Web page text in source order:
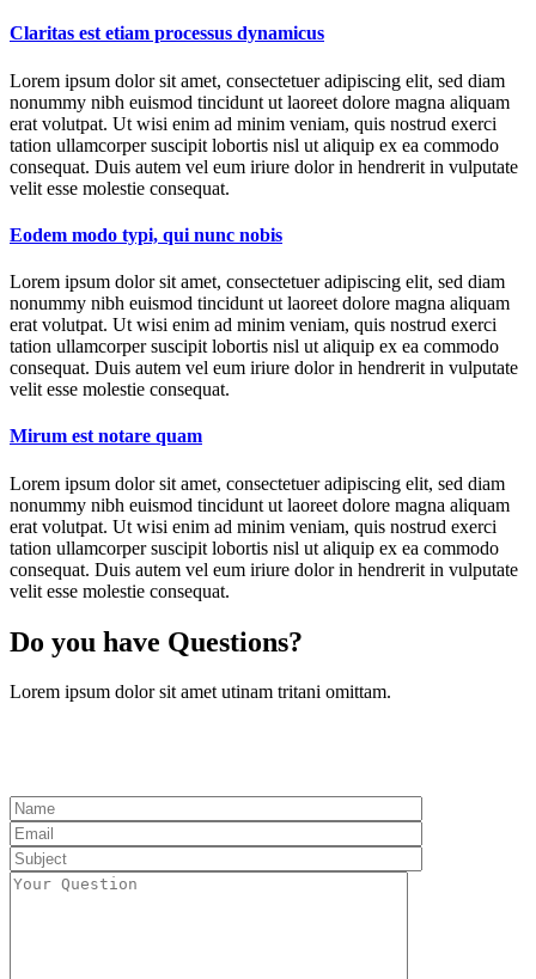
Claritas est etiam processus dynamicus
Lorem ipsum dolor sit amet, consectetuer adipiscing elit, sed diam
nonummy nibh euismod tincidunt ut laoreet dolore magna aliquam
erat volutpat. Ut wisi enim ad minim veniam, quis nostrud exerci
tation ullamcorper suscipit lobortis nisl ut aliquip ex ea commodo
consequat. Duis autem vel eum iriure dolor in hendrerit in vulputate
velit esse molestie consequat.
Eodem modo typi, qui nunc nobis
Lorem ipsum dolor sit amet, consectetuer adipiscing elit, sed diam
nonummy nibh euismod tincidunt ut laoreet dolore magna aliquam
erat volutpat. Ut wisi enim ad minim veniam, quis nostrud exerci
tation ullamcorper suscipit lobortis nisl ut aliquip ex ea commodo
consequat. Duis autem vel eum iriure dolor in hendrerit in vulputate
velit esse molestie consequat.
Mirum est notare quam
Lorem ipsum dolor sit amet, consectetuer adipiscing elit, sed diam
nonummy nibh euismod tincidunt ut laoreet dolore magna aliquam
erat volutpat. Ut wisi enim ad minim veniam, quis nostrud exerci
tation ullamcorper suscipit lobortis nisl ut aliquip ex ea commodo
consequat. Duis autem vel eum iriure dolor in hendrerit in vulputate
velit esse molestie consequat.
Do you have Questions?
Lorem ipsum dolor sit amet utinam tritani omittam.